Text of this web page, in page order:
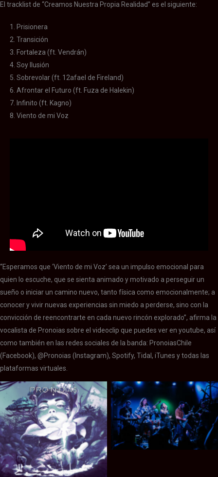
El tracklist de “Creamos Nuestra Propia Realidad” es el siguiente:
1. Prisionera
2. Transición
3. Fortaleza (ft. Vendrán)
4. Soy Ilusión
5. Sobrevolar (ft. 12afael de Fireland)
6. Afrontar el Futuro (ft. Fuza de Halekin)
7. Infinito (ft. Kagno)
8. Viento de mi Voz
“Esperamos que ‘Viento de mi Voz’ sea un impulso emocional para
quien lo escuche, que se sienta animado y motivado a perseguir un
sueño o iniciar un camino nuevo, tanto física como emocionalmente; a
conocer y vivir nuevas experiencias sin miedo a perderse, sino con la
convicción de reencontrarte en cada nuevo rincón explorado”, afirma la
vocalista de Pronoias sobre el videoclip que puedes ver en youtube, así
como también en las redes sociales de la banda: PronoiasChile
(Facebook), @Pronoias (Instagram), Spotify, Tidal, iTunes y todas las
plataformas virtuales.
PRONOIAS
PRONOIAS